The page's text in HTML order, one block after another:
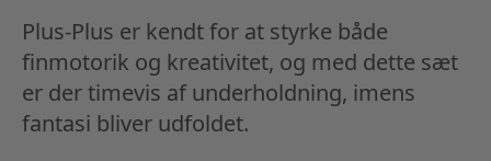
Plus-Plus er kendt for at styrke både
finmotorik og kreativitet, og med dette sæt
er der timevis af underholdning, imens
fantasi bliver udfoldet.